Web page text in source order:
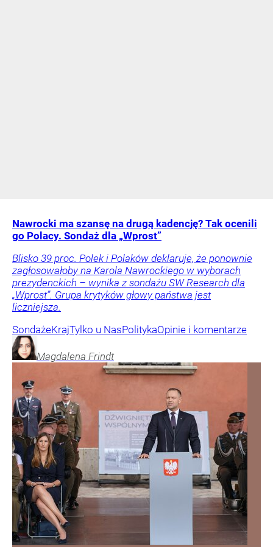
Nawrocki ma szansę na drugą kadencję? Tak ocenili
go Polacy. Sondaż dla „Wprost”
Blisko 39 proc. Polek i Polaków deklaruje, że ponownie
zagłosowałoby na Karola Nawrockiego w wyborach
prezydenckich – wynika z sondażu SW Research dla
„Wprost”. Grupa krytyków głowy państwa jest
liczniejsza.
SondażeKrajTylko u NasPolitykaOpinie i komentarze
Magdalena Frindt